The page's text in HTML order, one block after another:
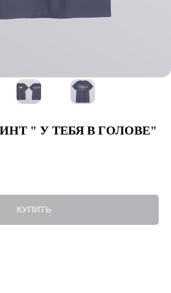
" У ТЕБЯ В ГОЛОВЕ"
КУПИТЬ